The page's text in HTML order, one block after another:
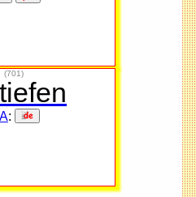
(701)
: